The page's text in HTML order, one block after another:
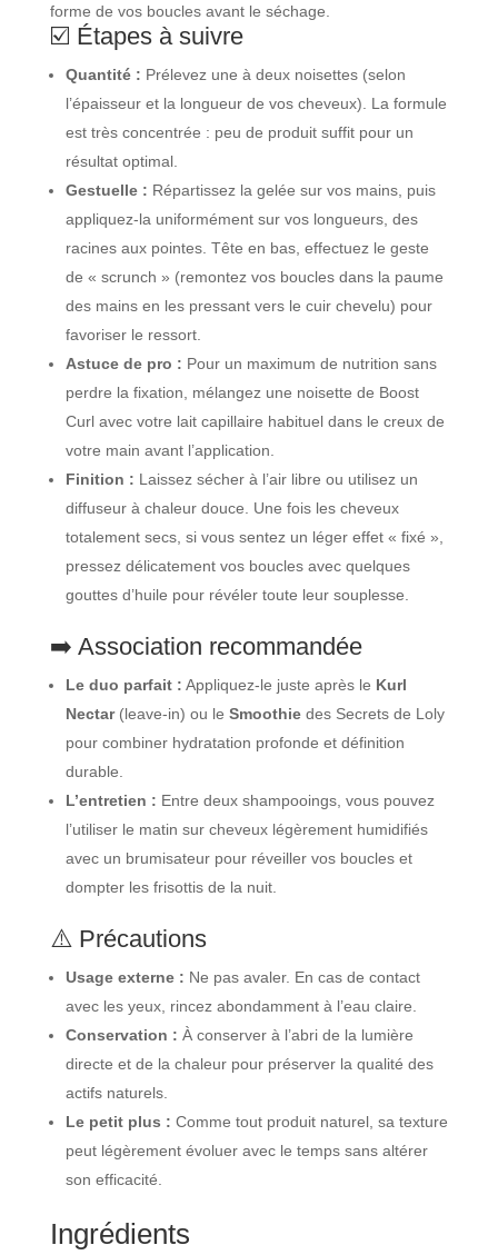
forme de vos boucles avant le séchage.
☑️ Étapes à suivre
Quantité : Prélevez une à deux noisettes (selon
l’épaisseur et la longueur de vos cheveux). La formule
est très concentrée : peu de produit suffit pour un
résultat optimal.
Gestuelle : Répartissez la gelée sur vos mains, puis
appliquez-la uniformément sur vos longueurs, des
racines aux pointes. Tête en bas, effectuez le geste
de « scrunch » (remontez vos boucles dans la paume
des mains en les pressant vers le cuir chevelu) pour
favoriser le ressort.
Astuce de pro : Pour un maximum de nutrition sans
perdre la fixation, mélangez une noisette de Boost
Curl avec votre lait capillaire habituel dans le creux de
votre main avant l’application.
Finition : Laissez sécher à l’air libre ou utilisez un
diffuseur à chaleur douce. Une fois les cheveux
totalement secs, si vous sentez un léger effet « fixé »,
pressez délicatement vos boucles avec quelques
gouttes d’huile pour révéler toute leur souplesse.
➡️ Association recommandée
Le duo parfait : Appliquez-le juste après le Kurl
Nectar(leave-in) ou le Smoothiedes Secrets de Loly
pour combiner hydratation profonde et définition
durable.
L’entretien : Entre deux shampooings, vous pouvez
l’utiliser le matin sur cheveux légèrement humidifiés
avec un brumisateur pour réveiller vos boucles et
dompter les frisottis de la nuit.
⚠️ Précautions
Usage externe : Ne pas avaler. En cas de contact
avec les yeux, rincez abondamment à l’eau claire.
Conservation : À conserver à l’abri de la lumière
directe et de la chaleur pour préserver la qualité des
actifs naturels.
Le petit plus : Comme tout produit naturel, sa texture
peut légèrement évoluer avec le temps sans altérer
son efficacité.
Ingrédients